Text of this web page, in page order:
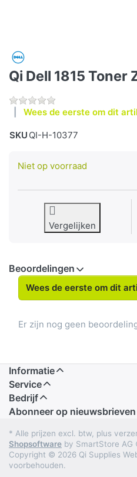
Qi Dell 1815 Toner
Wees de eerste om dit
SKU QI-H-10377
Niet op voorraad
Vergelijken
Beoordelingen
Wees de eerste om dit
Er zijn nog geen
Informatie
Service
Bedrijf
Abonneer op nieuwsbrieven
* Alle prijzen excl. btw, plus
Shopsoftware by SmartStore AG
Copyright © 2026 Qi Supplies
voorbehouden.